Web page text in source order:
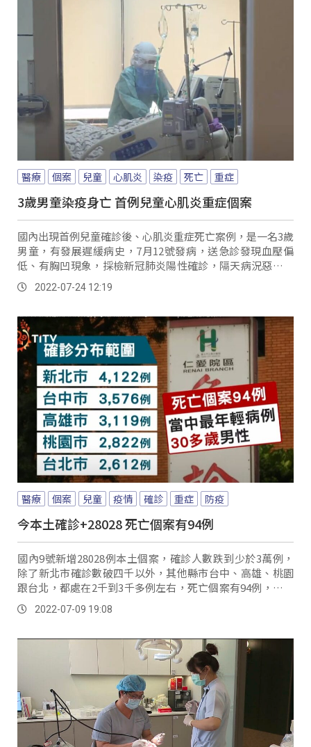
醫療 個案 兒童 心肌炎 染疫 死亡 重症
3歲男童染疫身亡 首例兒童心肌炎重症個案
國內出現首例兒童確診後、心肌炎重症死亡案例，是一名3歲
男童，有發展遲緩病史，7月12號發病，送急診發現血壓偏
低、有胸凹現象，採檢新冠肺炎陽性確診，隔天病況惡化轉
加護病房，但不幸在染疫6天因多重器官功能...。
2022-07-24 12:19
醫療 個案 兒童 疫情 確診 重症 防疫
今本土確診+28028 死亡個案有94例
國內9號新增28028例本土個案，確診人數跌到少於3萬例，
除了新北市確診數破四千以外，其他縣市台中、高雄、桃園
跟台北，都處在2千到3千多例左右，死亡個案有94例，都屬
重度感染個案，病逝中最年輕個案為3...。
2022-07-09 19:08